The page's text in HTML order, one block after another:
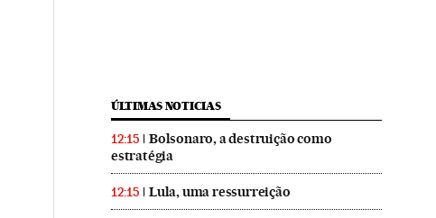
ÚLTIMAS NOTICIAS
12:15
Bolsonaro, a destruição como
estratégia
12:15 Lula, uma ressurreição